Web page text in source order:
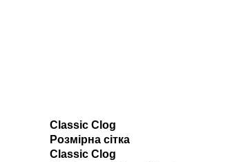
Classic Clog
Розмірна сітка
Classic Clog